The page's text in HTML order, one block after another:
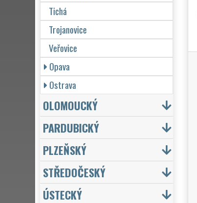
Tichá
Trojanovice
Veřovice
Opava
Ostrava
OLOMOUCKÝ
PARDUBICKÝ
PLZEŇSKÝ
STŘEDOČESKÝ
ÚSTECKÝ